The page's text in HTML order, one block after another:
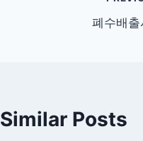
탐
폐수배
Similar Posts